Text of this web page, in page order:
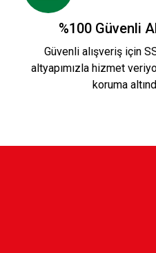
HAKİ KSK HAKİKİ
899,90 TL
%100 Güvenli
Güvenli alışveriş için
altyapımızla hizmet
koruma